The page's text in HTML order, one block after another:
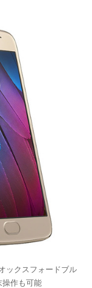
ックスフォードブル
操作も可能